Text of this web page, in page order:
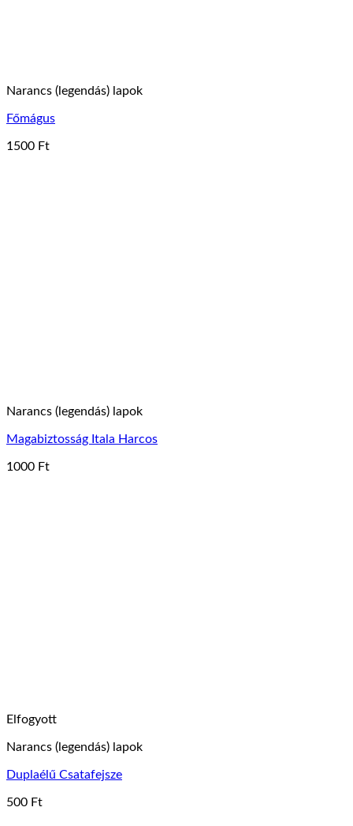
Narancs (legendás) lapok
Főmágus
1500 Ft
Narancs (legendás) lapok
Magabiztosság Itala Harcos
1000 Ft
Elfogyott
Narancs (legendás) lapok
Duplaélű Csatafejsze
500 Ft